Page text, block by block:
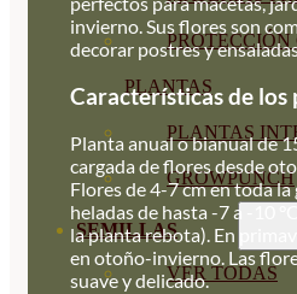
PLANTAS
PLANTAS
GROWPUNCH
SEMILLAS
VER TODAS
invierno. Sus flores son
decorar postres y
Características de los
Planta anual o bianual de
cargada de flores desde
Flores de 4-7 cm en toda
heladas de hasta -7 a -10
la planta rebota). En
en otoño-invierno. Las
suave y delicado.